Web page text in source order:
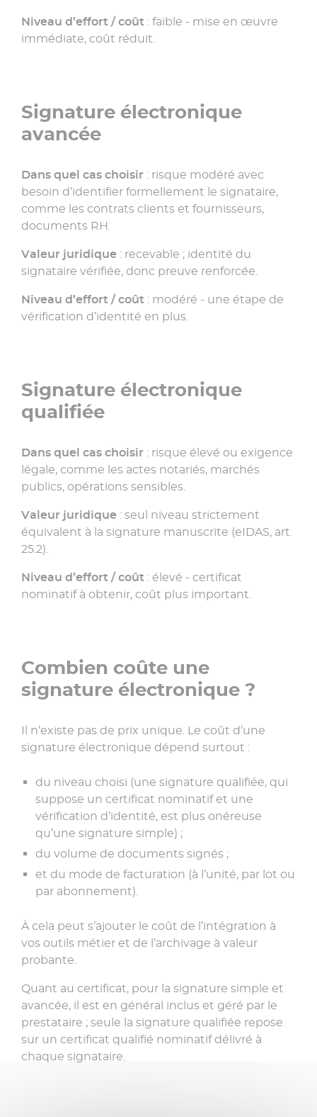
Niveau d’effort / coût : faible - mise en œuvre
immédiate, coût réduit.
Signature électronique
avancée
Dans quel cas choisir : risque modéré avec
besoin d’identifier formellement le signataire,
comme les contrats clients et fournisseurs,
documents RH.
Valeur juridique : recevable ; identité du
signataire vérifiée, donc preuve renforcée.
Niveau d’effort / coût : modéré - une étape de
vérification d’identité en plus.
Signature électronique
qualifiée
Dans quel cas choisir : risque élevé ou exigence
légale, comme les actes notariés, marchés
publics, opérations sensibles.
Valeur juridique : seul niveau strictement
équivalent à la signature manuscrite (eIDAS, art.
25.2).
Niveau d’effort / coût : élevé - certificat
nominatif à obtenir, coût plus important.
Combien coûte une
signature électronique ?
Il n’existe pas de prix unique. Le coût d’une
signature électronique dépend surtout :
du niveau choisi (une signature qualifiée, qui
suppose un certificat nominatif et une
vérification d’identité, est plus onéreuse
qu’une signature simple) ;
du volume de documents signés ;
et du mode de facturation (à l’unité, par lot ou
par abonnement).
À cela peut s’ajouter le coût de l’intégration à
vos outils métier et de l’archivage à valeur
probante.
Quant au certificat, pour la signature simple et
avancée, il est en général inclus et géré par le
prestataire ; seule la signature qualifiée repose
sur un certificat qualifié nominatif délivré à
chaque signataire.